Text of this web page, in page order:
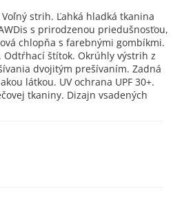
strih. Ľahká hladká tkanina
s prirodzenou priedušnosťou,
chlopňa s farebnými gombíkmi.
Odtŕhací štítok. Okrúhly výstrih z
dvojitým prešívaním. Zadná
látkou. UV ochrana UPF 30+.
tkaniny. Dizajn vsadených